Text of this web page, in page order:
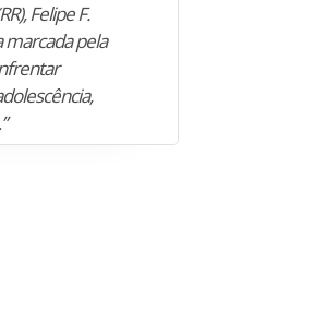
Felipe F.
pela